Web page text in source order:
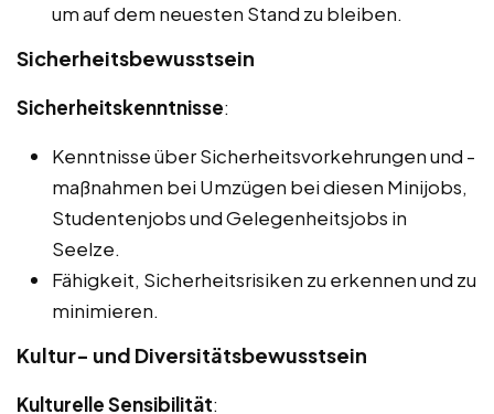
um auf dem neuesten Stand zu bleiben.
Sicherheitsbewusstsein
Sicherheitskenntnisse:
Kenntnisse über Sicherheitsvorkehrungen und -
maßnahmen bei Umzügen bei diesen Minijobs,
Studentenjobs und Gelegenheitsjobs in
Seelze.
Fähigkeit, Sicherheitsrisiken zu erkennen und zu
minimieren.
Kultur- und Diversitätsbewusstsein
Kulturelle Sensibilität: